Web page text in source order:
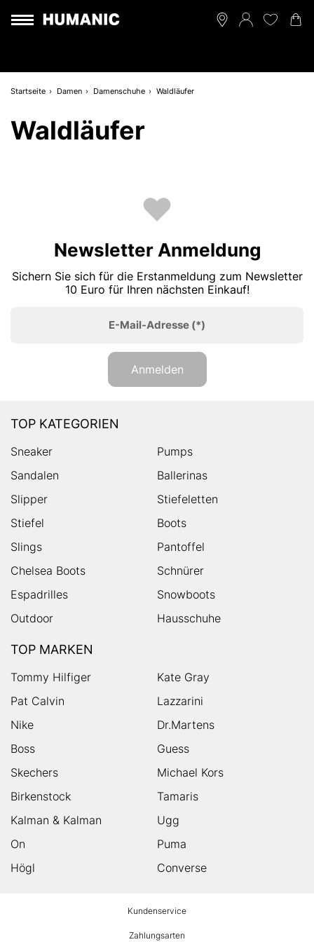
Startseite Damen Damenschuhe Waldläufer
Waldläufer
Newsletter Anmeldung
Sichern Sie sich für die Erstanmeldung zum Newsletter
10 Euro für Ihren nächsten Einkauf!
E-Mail-Adresse (*)
Anmelden
TOP KATEGORIEN
Sneaker
Pumps
Sandalen
Ballerinas
Slipper
Stiefeletten
Stiefel
Boots
Slings
Pantoffel
Chelsea Boots
Schnürer
Espadrilles
Snowboots
Outdoor
Hausschuhe
TOP MARKEN
Tommy Hilfiger
Kate Gray
Pat Calvin
Lazzarini
Nike
Dr.Martens
Boss
Guess
Skechers
Michael Kors
Birkenstock
Tamaris
Kalman & Kalman
Ugg
On
Puma
Högl
Converse
Kundenservice
Zahlungsarten